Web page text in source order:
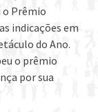
o Prêmio
indicações em
do Ano.
o prêmio
por sua